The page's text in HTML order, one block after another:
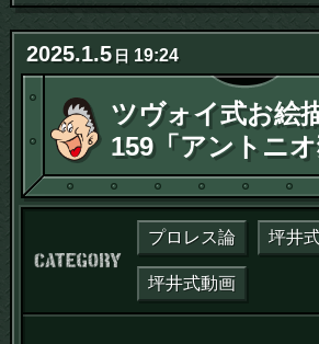
2025.1.5 日 19:24
ツヴォイ式お絵
159「アントニ
カテゴリー：
プロレス論 坪井
坪井式動画